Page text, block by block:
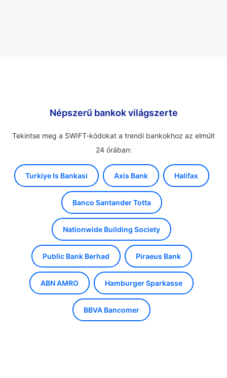
Népszerű bankok világszerte
Tekintse meg a SWIFT-kódokat a trendi bankokhoz az elmúlt
24 órában:
Turkiye Is Bankasi Axis Bank Halifax
Banco Santander Totta
Nationwide Building Society
Public Bank Berhad Piraeus Bank
ABN AMRO Hamburger Sparkasse
BBVA Bancomer